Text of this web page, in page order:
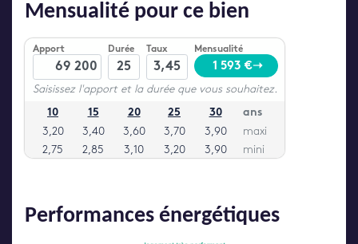
Performances énergétiques
Mensualité pour ce bien